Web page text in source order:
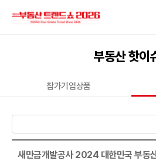
부동산 핫이
참가기업상품
새만금개발공사 2024 대한민국 부동